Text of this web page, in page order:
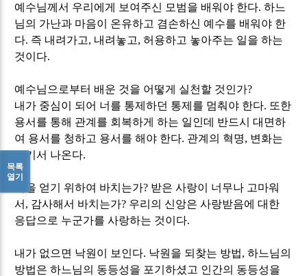
예수님께서 우리에게 보여주신 모범을 배워야 한다.하느
님의 가난과 마음이 온유하고 겸손하신 예수를 배워야 한
다. 즉 내려가고, 내려놓고,허용하고 놓아주는 일을 하는
것이다.
예수님으로부터 배운 것을 어떻게 실천할 것인가?
내가 중심이 되어 너를 통제하던 통제를 멈춰야 한다. 또한
용서를 통해 관계를 회복하게 하는 일인데 반드시 대면하
여 용서를 청하고 용서를 해야 한다. 관계의 혁명, 변화는
거기서 나온다.
복을 얻기 위하여 바치는가? 받은 사랑이 너무나 고마워
서 , 감사해서 바치는가? 우리의 신앙은 사랑받음에 대한
응답으로 누군가를 사랑하는 것이다.
내가 없으면 낙원이 보인다. 낙원을 되찾는 방법,하느님의
방법은 하느님의 동등성을 포기하셨고 인간의 동등성을
목록
열기